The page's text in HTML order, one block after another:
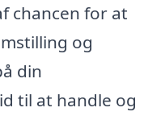
chancen for at
og
din
til at handle og